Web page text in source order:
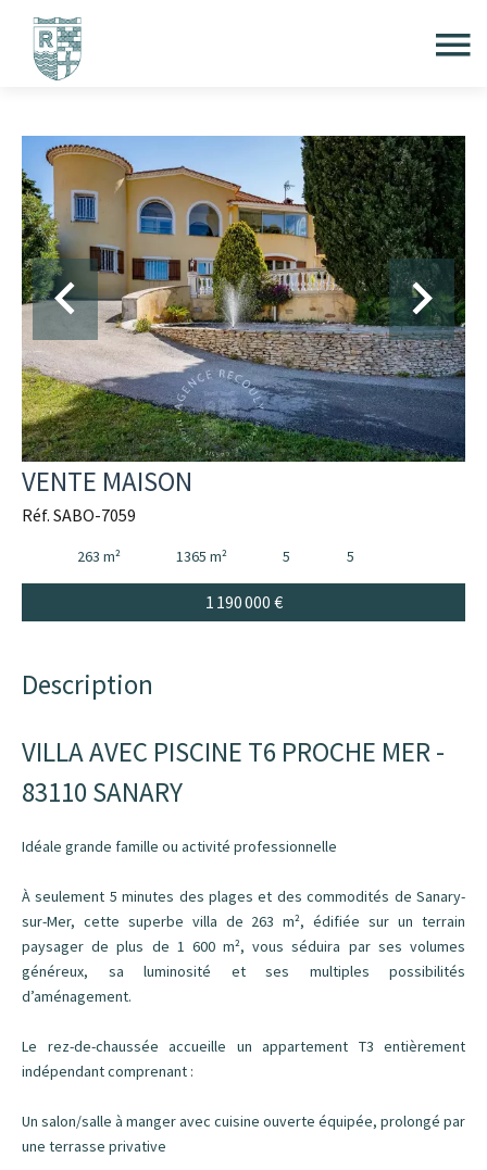
VENTE MAISON
Réf. SABO-7059
263 m² 1365 m² 5 5
1 190 000 €
Description
VILLA AVEC PISCINE T6 PROCHE MER -
83110 SANARY
Idéale grande famille ou activité professionnelle
À seulement 5 minutes des plages et des commodités de Sanary-
sur-Mer, cette superbe villa de 263 m², édifiée sur un terrain
paysager de plus de 1 600 m², vous séduira par ses volumes
généreux, sa luminosité et ses multiples possibilités
d’aménagement.
Le rez-de-chaussée accueille un appartement T3 entièrement
indépendant comprenant :
Un salon/salle à manger avec cuisine ouverte équipée, prolongé par
une terrasse privative